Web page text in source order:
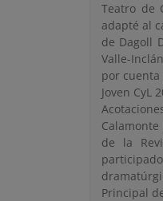
Teatro de
adapté al
de Dagoll
Valle-
por
Joven CyL
de la
Principal